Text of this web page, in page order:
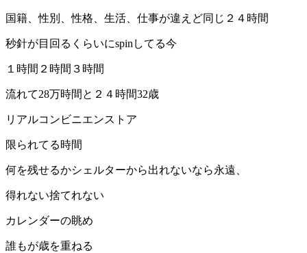
国籍、性別、性格、生活、仕事が違えど同じ２４時間
秒針が目回るくらいにspinしてる今
１時間２時間３時間
流れて28万時間と２４時間32歳
リアルコンビニエンストア
限られてる時間
何を残せるかシェルターから出れないなら永遠、
得れない捨てれない
カレンダーの眺め
誰もが歳を重ねる